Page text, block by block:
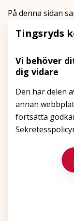
På denna sidan
Tingsryds
Vi behöver
dig vidare
Den här delen
annan
fortsätta